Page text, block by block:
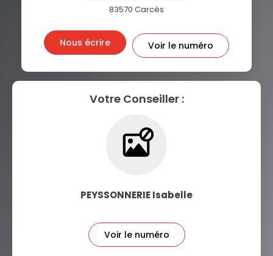
83570 Carcès
Nous écrire Voir le numéro
Votre Conseiller :
PEYSSONNERIE Isabelle
Voir le numéro